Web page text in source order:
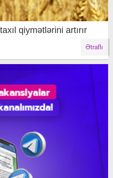
qiymətlərini artırır
Ətraflı